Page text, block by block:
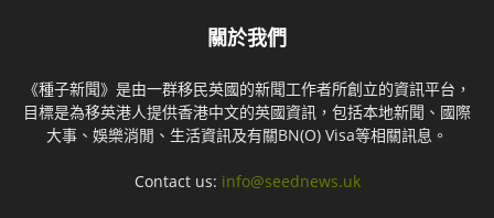
關於我們
《種子新聞》是由一群移民英國的新聞工作者所創立的資訊平台，
目標是為移英港人提供香港中文的英國資訊，包括本地新聞、國際
大事、娛樂消閒、生活資訊及有關BN(O) Visa等相關訊息。
Contact us: info@seednews.uk